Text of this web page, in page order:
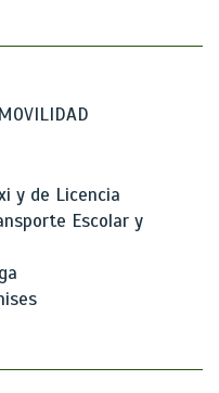
y de Licencia
Escolar y